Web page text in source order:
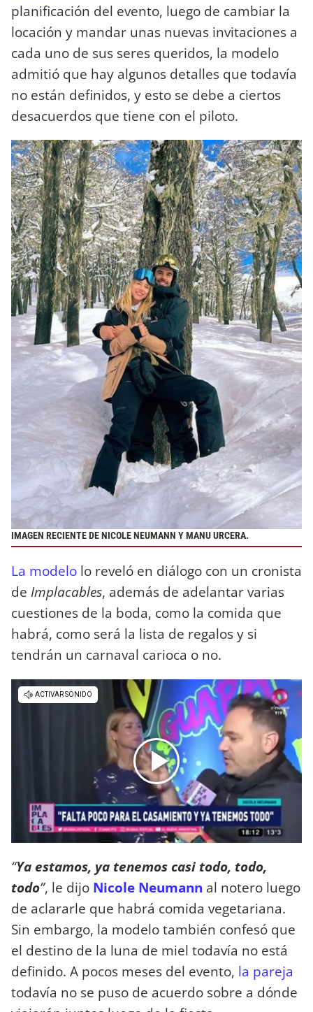
planificación del evento, luego de cambiar la
locación y mandar unas nuevas invitaciones a
cada uno de sus seres queridos, la modelo
admitió que hay algunos detalles que todavía
no están definidos, y esto se debe a ciertos
desacuerdos que tiene con el piloto.
IMAGEN RECIENTE DE NICOLE NEUMANN Y MANU URCERA.
La modelo lo reveló en diálogo con un cronista
de Implacables, además de adelantar varias
cuestiones de la boda, como la comida que
habrá, como será la lista de regalos y si
tendrán un carnaval carioca o no.
“Ya estamos, ya tenemos casi todo, todo,
todo”, le dijo Nicole Neumann al notero luego
de aclararle que habrá comida vegetariana.
Sin embargo, la modelo también confesó que
el destino de la luna de miel todavía no está
definido. A pocos meses del evento, la pareja
todavía no se puso de acuerdo sobre a dónde